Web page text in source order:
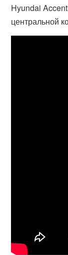
Hyundai
центральной